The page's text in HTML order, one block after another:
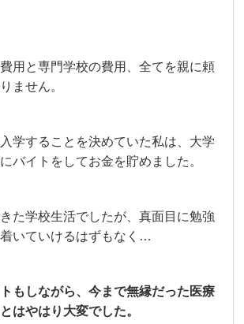
用と専門学校の費用、全てを親に頼
ません。
学することを決めていた私は、大学
バイトをしてお金を貯めました。
た学校生活でしたが、真面目に勉強
いていけるはずもなく…
もしながら、今まで無縁だった医療
はやはり大変でした。